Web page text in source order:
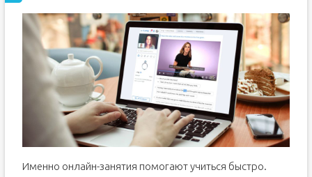
Именно онлайн-занятия помогают учиться быстро.